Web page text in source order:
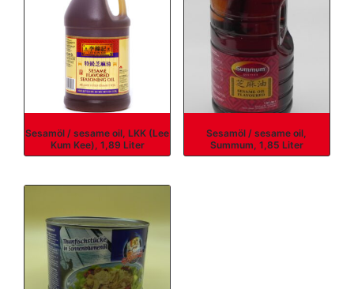
Sesamöl / sesame oil, LKK (Lee
Kum Kee), 1,89 Liter
Sesamöl / sesame oil,
Summum, 1,85 Liter